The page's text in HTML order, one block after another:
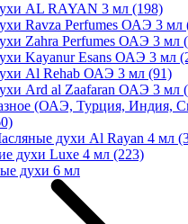
AL RAYAN 3 мл (198)
Ravza Perfumes ОАЭ 3 мл
Zahra Perfumes ОАЭ 3 мл
Kayanur Esans ОАЭ 3 мл
Al Rehab ОАЭ 3 мл (91)
Ard al Zaafaran ОАЭ 3 мл
(ОАЭ, Турция, Индия,
духи Al Rayan 4 мл
духи Luxe 4 мл (223)
духи 6 мл